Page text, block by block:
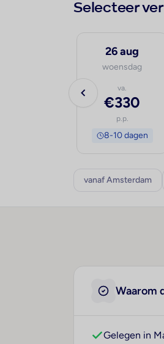
Selecteer
26 aug
woensdag
va.
€330
p.p.
8-10 dagen
vanaf Amsterdam
Waarom
Gelegen in